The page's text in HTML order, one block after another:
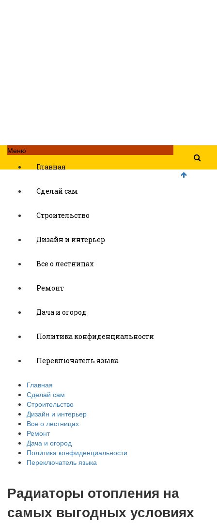
Меню
Главная
Сделай сам
Строительство
Дизайн и интерьер
Все о лестницах
Ремонт
Дача и огород
Политика конфиденциальности
Переключатель языка
Главная
Сделай сам
Строительство
Дизайн и интерьер
Все о лестницах
Ремонт
Дача и огород
Политика конфиденциальности
Переключатель языка
Радиаторы отопления на
самых выгодных условиях